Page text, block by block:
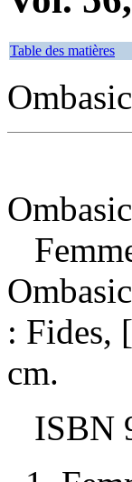
Table des matières
: Fides,
cm.
ISBN